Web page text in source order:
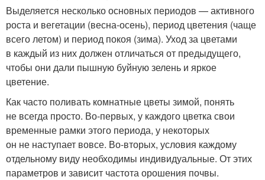
Выделяется несколько основных периодов — активного
роста и вегетации (весна-осень), период цветения (чаще
всего летом) и период покоя (зима). Уход за цветами
в каждый из них должен отличаться от предыдущего,
чтобы они дали пышную буйную зелень и яркое
цветение.
Как часто поливать комнатные цветы зимой, понять
не всегда просто. Во-первых, у каждого цветка свои
временные рамки этого периода, у некоторых
он не наступает вовсе. Во-вторых, условия каждому
отдельному виду необходимы индивидуальные. От этих
параметров и зависит частота орошения почвы.